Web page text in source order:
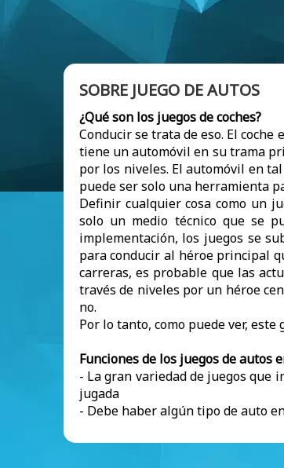
SOBRE JUEGO DE AUTOS
¿Qué son los juegos de coches?
Conducir se trata de eso. El
tiene un automóvil en su trama
por los niveles. El automóvil en
puede ser solo una herramienta
Definir cualquier cosa como un
solo un medio técnico que se
implementación, los juegos se
para conducir al héroe principal
carreras, es probable que las
través de niveles por un héroe
no.
Por lo tanto, como puede ver,
Funciones de los juegos de autos
- La gran variedad de juegos que
jugada
- Debe haber algún tipo de auto